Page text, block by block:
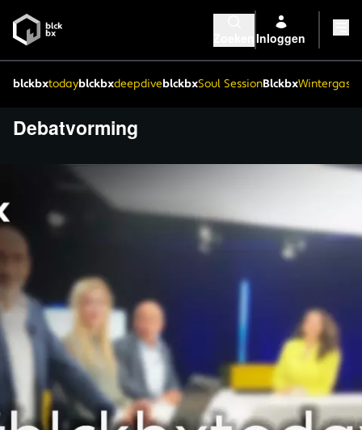
Inloggen
blckbxtodayblckbxdeepdiveblckbxSoul SessionBlckbx
Debatvorming